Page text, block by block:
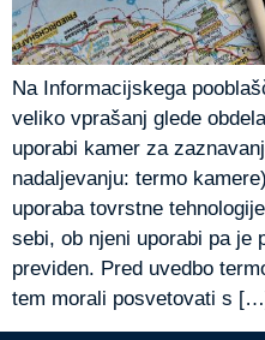
Na Informacijskega
veliko vprašanj glede
uporabi kamer za
nadaljevanju: termo
uporaba tovrstne
sebi, ob njeni uporabi pa je
previden. Pred uvedbo
tem morali posvetovati s